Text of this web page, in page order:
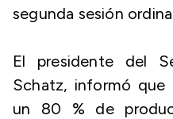
segunda sesión
El presidente del
Schatz, informó que
un 80 % de